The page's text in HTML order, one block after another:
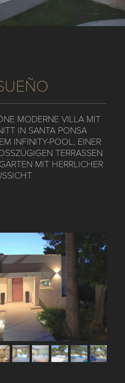
MODERNE VILLA MIT
IN SANTA PONSA
INFINITY-POOL, EINER
TERRASSEN UN
MIT HERRLICHER AU